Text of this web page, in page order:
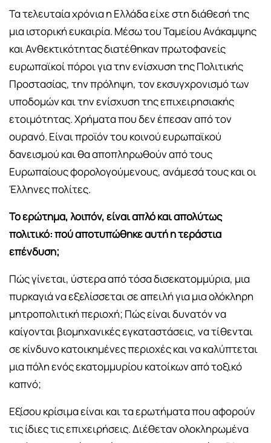
Τα τελευταία χρόνια η Ελλάδα είχε στη διάθεσή της
μια ιστορική ευκαιρία. Μέσω του Ταμείου Ανάκαμψης
και Ανθεκτικότητας διατέθηκαν πρωτοφανείς
ευρωπαϊκοί πόροι για την ενίσχυση της Πολιτικής
Προστασίας, την πρόληψη, τον εκσυγχρονισμό των
υποδομών και την ενίσχυση της επιχειρησιακής
ετοιμότητας. Χρήματα που δεν έπεσαν από τον
ουρανό. Είναι προϊόν του κοινού ευρωπαϊκού
δανεισμού και θα αποπληρωθούν από τους
Ευρωπαίους φορολογούμενους, ανάμεσά τους και οι
Έλληνες πολίτες.
Το ερώτημα, λοιπόν, είναι απλό και απολύτως
πολιτικό: πού αποτυπώθηκε αυτή η τεράστια
επένδυση;
Πώς γίνεται, ύστερα από τόσα δισεκατομμύρια, μια
πυρκαγιά να εξελίσσεται σε απειλή για μια ολόκληρη
μητροπολιτική περιοχή; Πώς είναι δυνατόν να
καίγονται βιομηχανικές εγκαταστάσεις, να τίθενται
σε κίνδυνο κατοικημένες περιοχές και να καλύπτεται
μια πόλη ενός εκατομμυρίου κατοίκων από τοξικό
καπνό;
Εξίσου κρίσιμα είναι και τα ερωτήματα που αφορούν
τις ίδιες τις επιχειρήσεις. Διέθεταν ολοκληρωμένα